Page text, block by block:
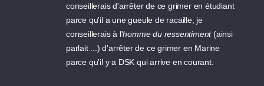
conseillerais d'arrêter de ce grimer en étudiant
parce qu'il a une gueule de racaille, je
conseillerais à l'homme du ressentiment(ainsi
parlait ...) d'arrêter de ce grimer en Marine
parce qu'il y a DSK qui arrive en courant.